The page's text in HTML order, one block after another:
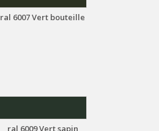
ral 6007 Vert bouteille
ral 6009 Vert sapin